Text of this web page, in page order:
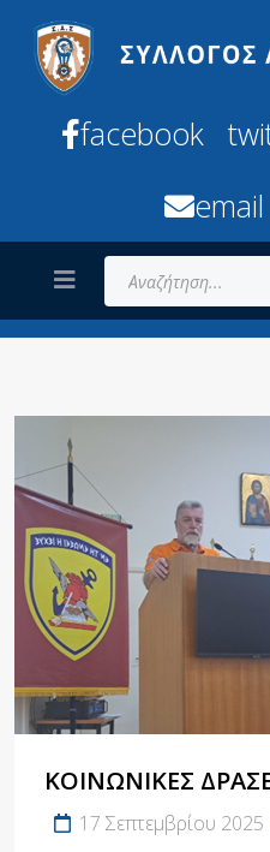
facebook
email
Αναζήτηση...
ΚΟΙΝΩΝΙΚΈΣ
17 Σεπτεμβρίου 2025